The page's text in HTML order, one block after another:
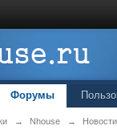
Форумы
→ Nhouse →